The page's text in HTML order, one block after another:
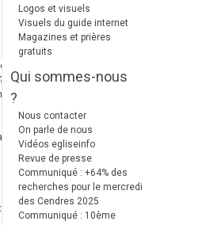
!
Logos et visuels
Visuels du guide internet
Magazines et prières
gratuits
Qui sommes-nous
?
Nous contacter
On parle de nous
Vidéos egliseinfo
Revue de presse
Communiqué : +64% des
recherches pour le mercredi
des Cendres 2025
Communiqué : 10ème